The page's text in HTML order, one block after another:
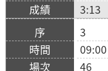
3:13
3
09:00
46